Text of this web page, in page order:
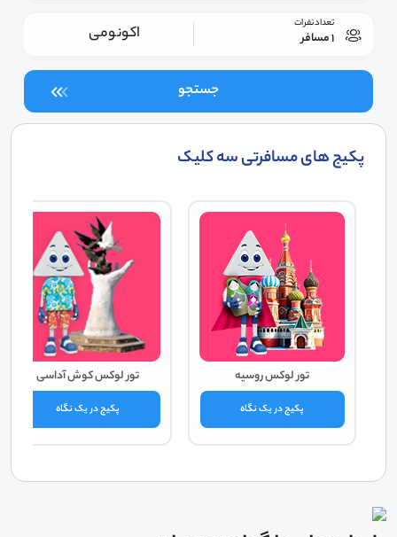
تعداد نفرات
1 مسافر اکونومی
جستجو
پکیج های مسافرتی سه کلیک
تور لوکس روسیه
پکیج در یک نگاه
تور لوکس کوش آداسی
پکیج در یک نگاه